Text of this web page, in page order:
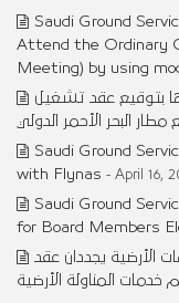
Saudi Ground
Attend the Ordinary
Meeting) by using
بتوقيع عقد تشغيل
مطار البحر الأحمر الدولي
Saudi Ground
with Flynas - April 16,
Saudi Ground
for Board Members
الأرضية يجددان عقد
المناولة الأرضية